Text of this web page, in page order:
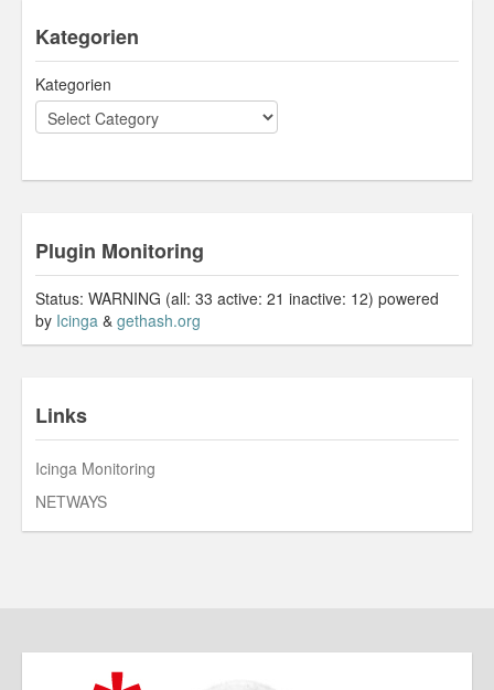
Kategorien
Kategorien
Plugin Monitoring
Status: WARNING (all: 33 active: 21 inactive: 12) powered
by Icinga & gethash.org
Links
Icinga Monitoring
NETWAYS